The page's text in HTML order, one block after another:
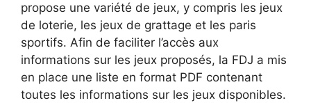
propose une variété de jeux, y compris les jeux
de loterie, les jeux de grattage et les paris
sportifs. Afin de faciliter l’accès aux
informations sur les jeux proposés, la FDJ a mis
en place une liste en format PDF contenant
toutes les informations sur les jeux disponibles.